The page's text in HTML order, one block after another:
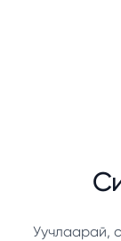
Уучлаарай,